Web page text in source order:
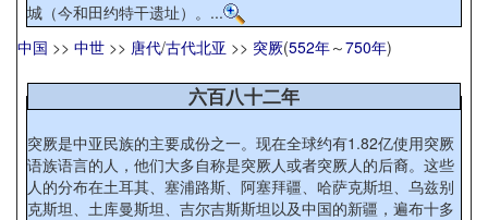
城（今和田约特干遗址）。...
中国 >> 中世 >> 唐代/古代北亚 >> 突厥(552年～750年)
六百八十二年
突厥是中亚民族的主要成份之一。现在全球约有1.82亿使用突厥
语族语言的人，他们大多自称是突厥人或者突厥人的后裔。这些
人的分布在土耳其、塞浦路斯、阿塞拜疆、哈萨克斯坦、乌兹别
克斯坦、土库曼斯坦、吉尔吉斯斯坦以及中国的新疆，遍布十多